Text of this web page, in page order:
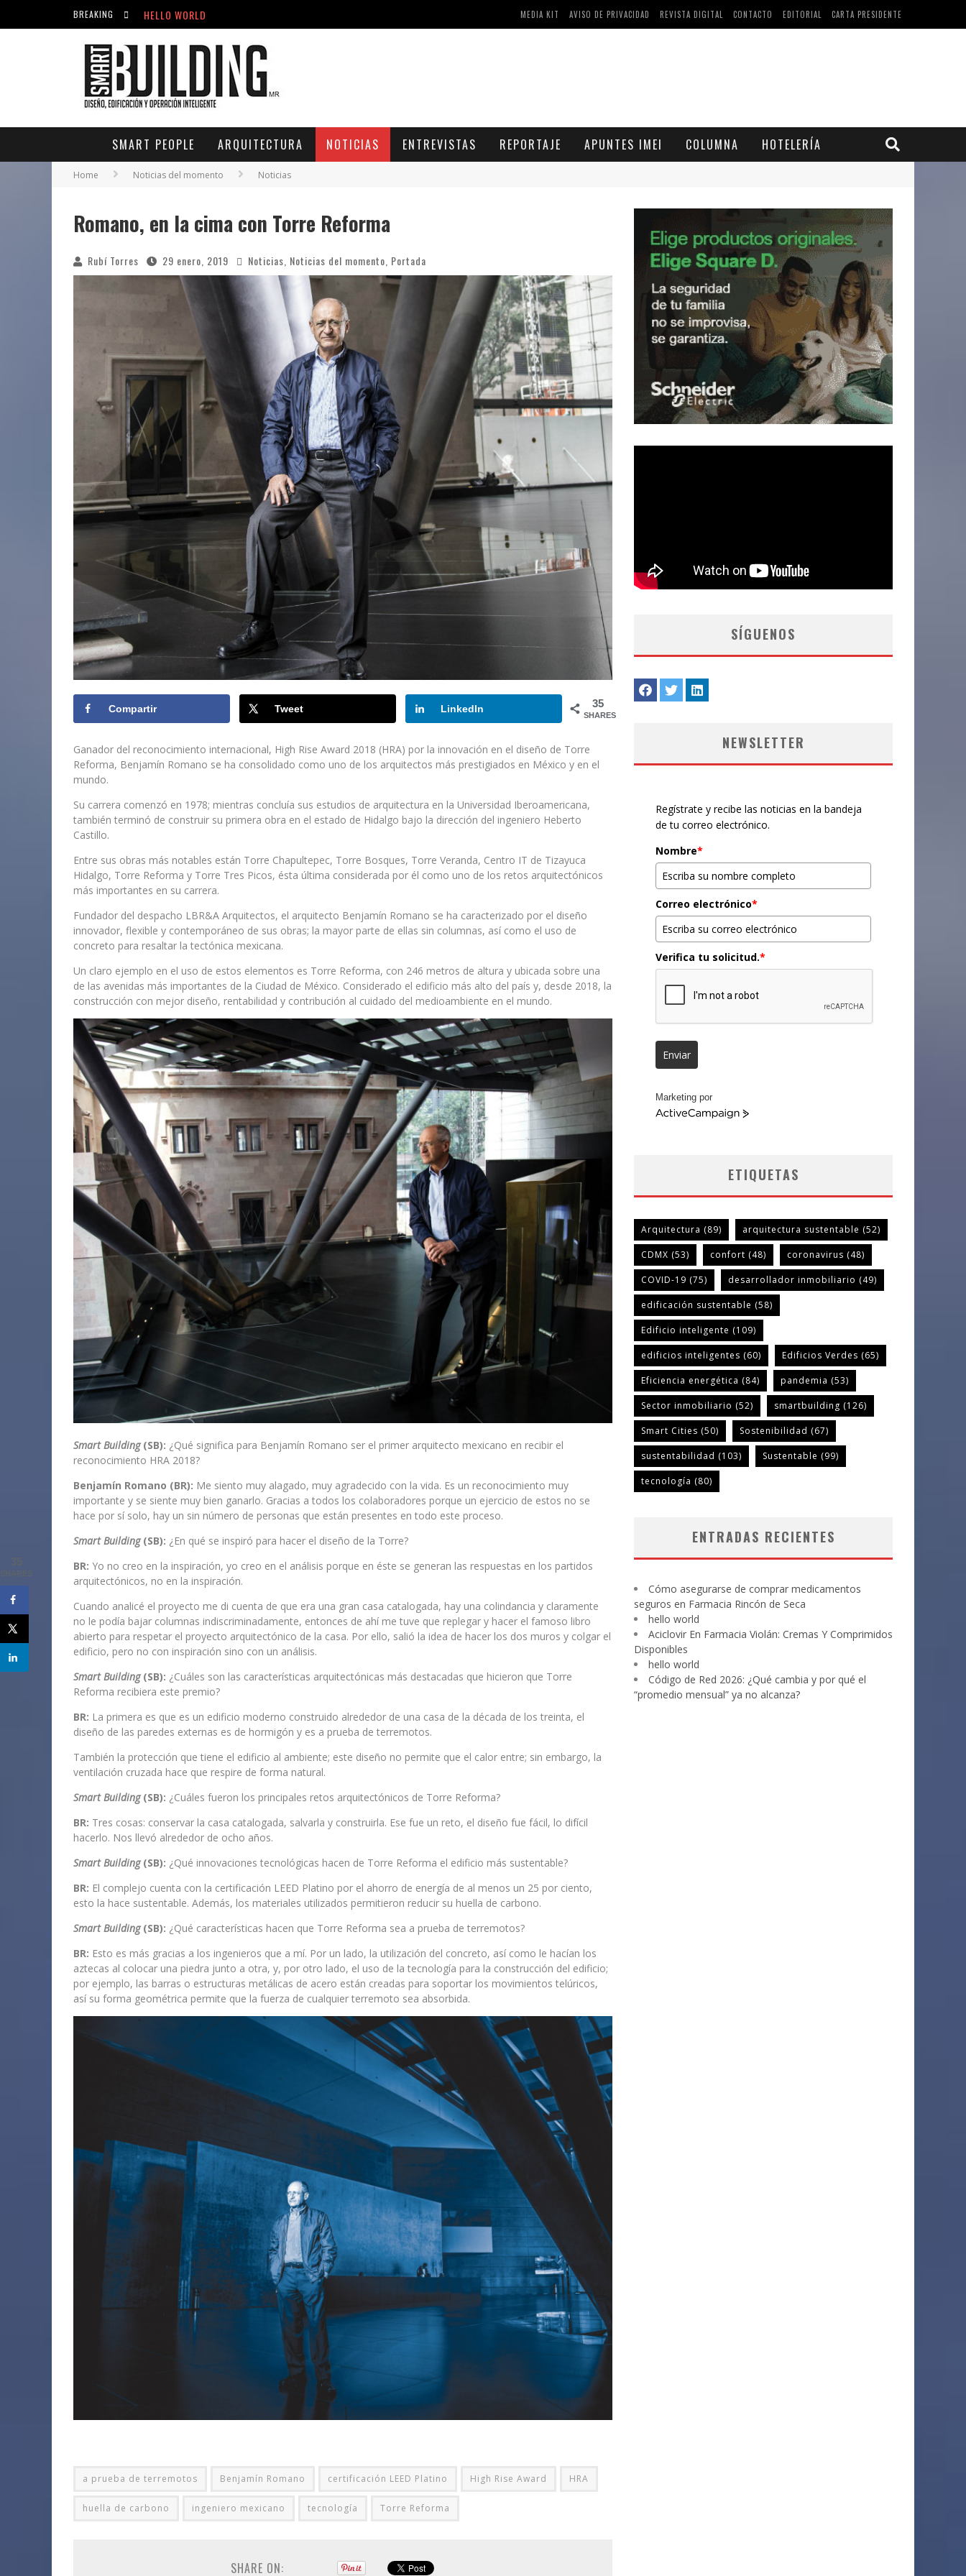
BREAKING
ACICLOVIR EN FARMACIA VIOLÁN: CREMAS Y COMPRIMIDOS DISPONIBLES
HELLO WORLD
HELLO WORLD
CARTA PRESIDENTE
EDITORIAL
CONTACTO
REVISTA DIGITAL
AVISO DE PRIVACIDAD
MEDIA KIT
SMART PEOPLE ARQUITECTURA NOTICIAS ENTREVISTAS REPORTAJE APUNTES IMEI COLUMNA HOTELERÍA
Home Noticias del momento Noticias
Romano, en la cima con Torre Reforma
Rubí Torres 29 enero, 2019 Noticias Noticias del momento Portada
35
SHARES
Compartir Tweet LinkedIn
Ganador del reconocimiento internacional, High Rise Award 2018 (HRA) por la innovación en el diseño de Torre
Reforma, Benjamín Romano se ha consolidado como uno de los arquitectos más prestigiados en México y en el
mundo.
Su carrera comenzó en 1978; mientras concluía sus estudios de arquitectura en la Universidad Iberoamericana,
también terminó de construir su primera obra en el estado de Hidalgo bajo la dirección del ingeniero Heberto
Castillo.
Entre sus obras más notables están Torre Chapultepec, Torre Bosques, Torre Veranda, Centro IT de Tizayuca
Hidalgo, Torre Reforma y Torre Tres Picos, ésta última considerada por él como uno de los retos arquitectónicos
más importantes en su carrera.
Fundador del despacho LBR&A Arquitectos, el arquitecto Benjamín Romano se ha caracterizado por el diseño
innovador, flexible y contemporáneo de sus obras; la mayor parte de ellas sin columnas, así como el uso de
concreto para resaltar la tectónica mexicana.
Un claro ejemplo en el uso de estos elementos es Torre Reforma, con 246 metros de altura y ubicada sobre una
de las avenidas más importantes de la Ciudad de México. Considerado el edificio más alto del país y, desde 2018, la
construcción con mejor diseño, rentabilidad y contribución al cuidado del medioambiente en el mundo.
Smart Building(SB): ¿Qué significa para Benjamín Romano ser el primer arquitecto mexicano en recibir el
reconocimiento HRA 2018?
Benjamín Romano (BR): Me siento muy alagado, muy agradecido con la vida. Es un reconocimiento muy
importante y se siente muy bien ganarlo. Gracias a todos los colaboradores porque un ejercicio de estos no se
hace por sí solo, hay un sin número de personas que están presentes en todo este proceso.
Smart Building(SB): ¿En qué se inspiró para hacer el diseño de la Torre?
BR: Yo no creo en la inspiración, yo creo en el análisis porque en éste se generan las respuestas en los partidos
arquitectónicos, no en la inspiración.
Cuando analicé el proyecto me di cuenta de que era una gran casa catalogada, hay una colindancia y claramente
no le podía bajar columnas indiscriminadamente, entonces de ahí me tuve que replegar y hacer el famoso libro
abierto para respetar el proyecto arquitectónico de la casa. Por ello, salió la idea de hacer los dos muros y colgar el
edificio, pero no con inspiración sino con un análisis.
Smart Building(SB): ¿Cuáles son las características arquitectónicas más destacadas que hicieron que Torre
Reforma recibiera este premio?
BR: La primera es que es un edificio moderno construido alrededor de una casa de la década de los treinta, el
diseño de las paredes externas es de hormigón y es a prueba de terremotos.
También la protección que tiene el edificio al ambiente; este diseño no permite que el calor entre; sin embargo, la
ventilación cruzada hace que respire de forma natural.
Smart Building(SB): ¿Cuáles fueron los principales retos arquitectónicos de Torre Reforma?
BR: Tres cosas: conservar la casa catalogada, salvarla y construirla. Ese fue un reto, el diseño fue fácil, lo difícil
hacerlo. Nos llevó alrededor de ocho años.
Smart Building(SB): ¿Qué innovaciones tecnológicas hacen de Torre Reforma el edificio más sustentable?
BR: El complejo cuenta con la certificación LEED Platino por el ahorro de energía de al menos un 25 por ciento,
esto la hace sustentable. Además, los materiales utilizados permitieron reducir su huella de carbono.
Smart Building(SB): ¿Qué características hacen que Torre Reforma sea a prueba de terremotos?
BR: Esto es más gracias a los ingenieros que a mí. Por un lado, la utilización del concreto, así como le hacían los
aztecas al colocar una piedra junto a otra, y, por otro lado, el uso de la tecnología para la construcción del edificio;
por ejemplo, las barras o estructuras metálicas de acero están creadas para soportar los movimientos telúricos,
así su forma geométrica permite que la fuerza de cualquier terremoto sea absorbida.
a prueba de terremotos Benjamín Romano certificación LEED Platino High Rise Award HRA
huella de carbono ingeniero mexicano tecnología Torre Reforma
SHARE ON:
SÍGUENOS
NEWSLETTER
Regístrate y recibe las noticias en la bandeja
de tu correo electrónico.
Nombre*
Correo electrónico*
Verifica tu solicitud.*
Enviar
Marketing por
ActiveCampaign
ETIQUETAS
Arquitectura (89) arquitectura sustentable (52)
CDMX (53) confort (48) coronavirus (48)
COVID-19 (75) desarrollador inmobiliario (49)
edificación sustentable (58)
Edificio inteligente (109)
edificios inteligentes (60) Edificios Verdes (65)
Eficiencia energética (84) pandemia (53)
Sector inmobiliario (52) smartbuilding (126)
Smart Cities (50) Sostenibilidad (67)
sustentabilidad (103) Sustentable (99)
tecnología (80)
ENTRADAS RECIENTES
Cómo asegurarse de comprar medicamentos
seguros en Farmacia Rincón de Seca
hello world
Aciclovir En Farmacia Violán: Cremas Y Comprimidos
Disponibles
hello world
Código de Red 2026: ¿Qué cambia y por qué el
“promedio mensual” ya no alcanza?